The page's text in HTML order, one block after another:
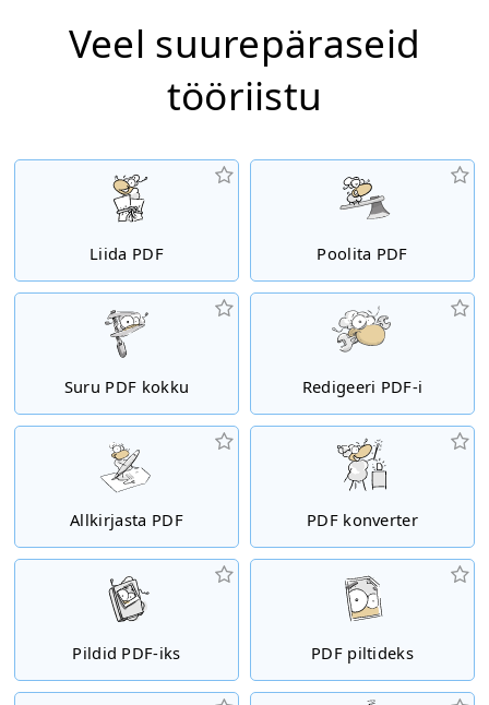
Veel suurepäraseid
tööriistu
Liida PDF Poolita PDF
Suru PDF kokku Redigeeri PDF-i
Allkirjasta PDF PDF konverter
Pildid PDF-iks PDF piltideks